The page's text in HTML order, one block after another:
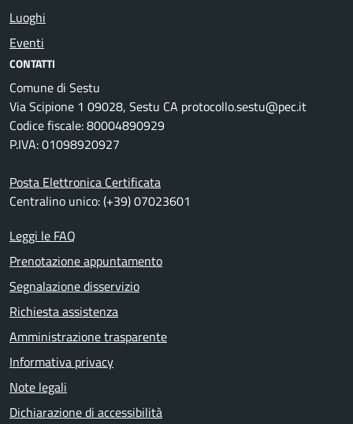
Luoghi
Eventi
CONTATTI
Comune di Sestu
Via Scipione 1 09028, Sestu CA protocollo.sestu@pec.it
Codice fiscale: 80004890929
P.IVA: 01098920927
Posta Elettronica Certificata
Centralino unico: (+39) 07023601
Leggi le FAQ
Prenotazione appuntamento
Segnalazione disservizio
Richiesta assistenza
Amministrazione trasparente
Informativa privacy
Note legali
Dichiarazione di accessibilità